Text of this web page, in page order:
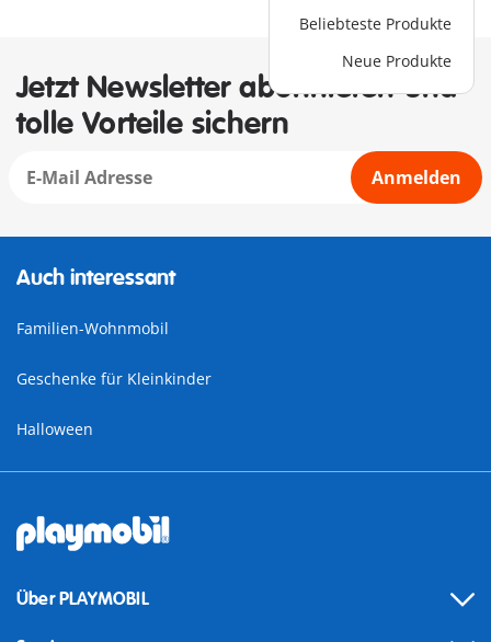
Beliebteste Produkte
Neue Produkte
Jetzt Newsletter abonnieren und
tolle Vorteile sichern
Anmelden
Auch interessant
Familien-Wohnmobil
Geschenke für Kleinkinder
Halloween
Über PLAYMOBIL